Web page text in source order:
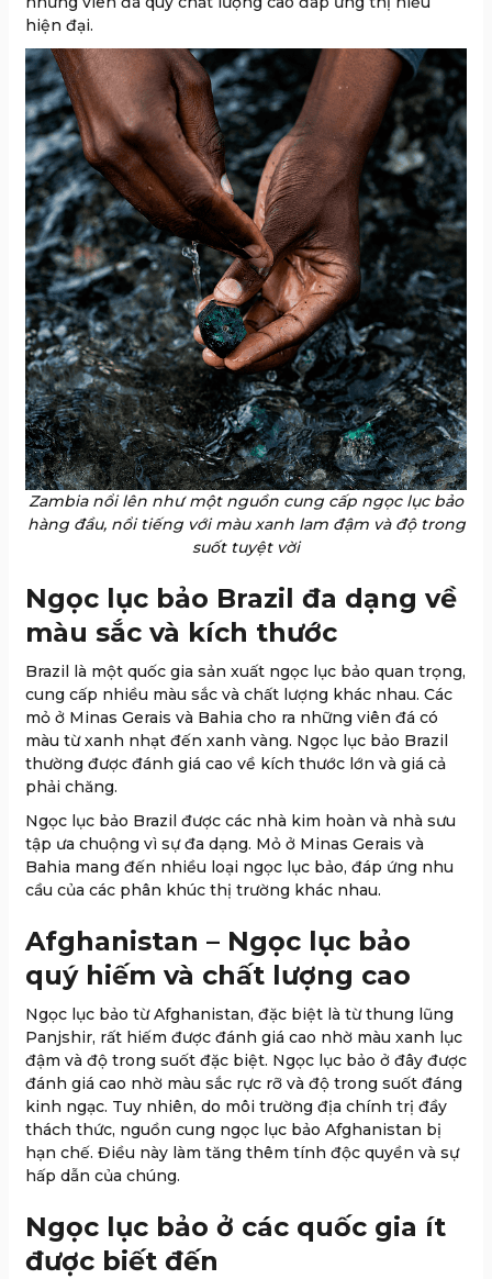
hiện đại.
Zambia nổi lên như một nguồn cung cấp ngọc lục bảo
hàng đầu, nổi tiếng với màu xanh lam đậm và độ trong
suốt tuyệt vời
Ngọc lục bảo Brazil đa dạng về
màu sắc và kích thước
Brazil là một quốc gia sản xuất ngọc lục bảo quan trọng,
cung cấp nhiều màu sắc và chất lượng khác nhau. Các
mỏ ở Minas Gerais và Bahia cho ra những viên đá có
màu từ xanh nhạt đến xanh vàng. Ngọc lục bảo Brazil
thường được đánh giá cao về kích thước lớn và giá cả
phải chăng.
Ngọc lục bảo Brazil được các nhà kim hoàn và nhà sưu
tập ưa chuộng vì sự đa dạng. Mỏ ở Minas Gerais và
Bahia mang đến nhiều loại ngọc lục bảo, đáp ứng nhu
cầu của các phân khúc thị trường khác nhau.
Afghanistan – Ngọc lục bảo
quý hiếm và chất lượng cao
Ngọc lục bảo từ Afghanistan, đặc biệt là từ thung lũng
Panjshir, rất hiếm được đánh giá cao nhờ màu xanh lục
đậm và độ trong suốt đặc biệt. Ngọc lục bảo ở đây được
đánh giá cao nhờ màu sắc rực rỡ và độ trong suốt đáng
kinh ngạc. Tuy nhiên, do môi trường địa chính trị đầy
thách thức, nguồn cung ngọc lục bảo Afghanistan bị
hạn chế. Điều này làm tăng thêm tính độc quyền và sự
hấp dẫn của chúng.
Ngọc lục bảo ở các quốc gia ít
được biết đến